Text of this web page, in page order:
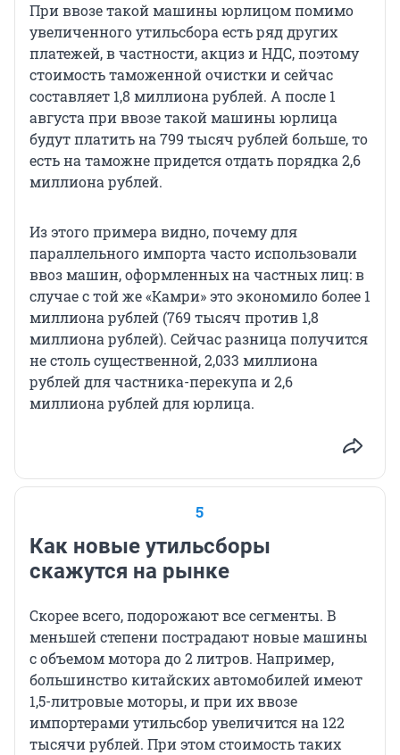
При ввозе такой машины юрлицом помимо
увеличенного утильсбора есть ряд других
платежей, в частности, акциз и НДС, поэтому
стоимость таможенной очистки и сейчас
составляет 1,8 миллиона рублей. А после 1
августа при ввозе такой машины юрлица
будут платить на 799 тысяч рублей больше, то
есть на таможне придется отдать порядка 2,6
миллиона рублей.
Из этого примера видно, почему для
параллельного импорта часто использовали
ввоз машин, оформленных на частных лиц: в
случае с той же «Камри» это экономило более 1
миллиона рублей (769 тысяч против 1,8
миллиона рублей). Сейчас разница получится
не столь существенной, 2,033 миллиона
рублей для частника-перекупа и 2,6
миллиона рублей для юрлица.
5
Как новые утильсборы
скажутся на рынке
Скорее всего, подорожают все сегменты. В
меньшей степени пострадают новые машины
с объемом мотора до 2 литров. Например,
большинство китайских автомобилей имеют
1,5-литровые моторы, и при их ввозе
импортерами утильсбор увеличится на 122
тысячи рублей. При этом стоимость таких